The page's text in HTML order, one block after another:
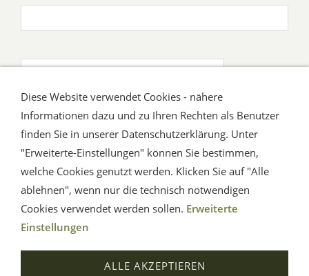
Ich habe noch kein Konto.
Impressum AGB Widerrufsrecht
Datenschutz
Hilfe
Versand
Diese Website verwendet Cookies - nähere
Informationen dazu und zu Ihren Rechten als Benutzer
finden Sie in unserer Datenschutzerklärung. Unter
"Erweiterte-Einstellungen" können Sie bestimmen,
welche Cookies genutzt werden. Klicken Sie auf "Alle
ablehnen", wenn nur die technisch notwendigen
Cookies verwendet werden sollen. Erweiterte
Einstellungen
ALLE AKZEPTIEREN